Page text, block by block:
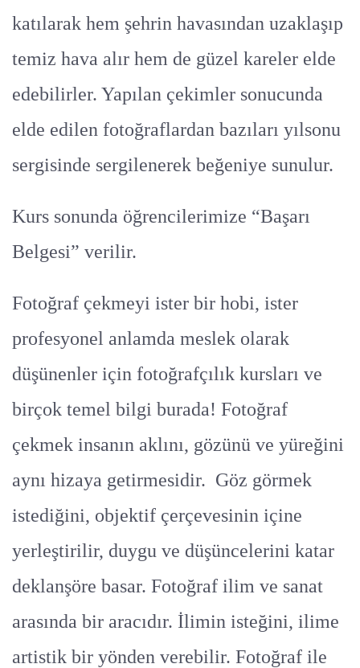
katılarak hem şehrin havasından uzaklaşıp
temiz hava alır hem de güzel kareler elde
edebilirler. Yapılan çekimler sonucunda
elde edilen fotoğraflardan bazıları yılsonu
sergisinde sergilenerek beğeniye sunulur.
Kurs sonunda öğrencilerimize “Başarı
Belgesi” verilir.
Fotoğraf çekmeyi ister bir hobi, ister
profesyonel anlamda meslek olarak
düşünenler için fotoğrafçılık kursları ve
birçok temel bilgi burada! Fotoğraf
çekmek insanın aklını, gözünü ve yüreğini
aynı hizaya getirmesidir. Göz görmek
istediğini, objektif çerçevesinin içine
yerleştirilir, duygu ve düşüncelerini katar
deklanşöre basar. Fotoğraf ilim ve sanat
arasında bir aracıdır. İlimin isteğini, ilime
artistik bir yönden verebilir. Fotoğraf ile